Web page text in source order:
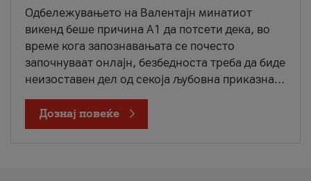
Одбележувањето на Валентајн минатиот
викенд беше причина А1 да потсети дека, во
време кога запознавањата се почесто
започнуваат онлајн, безбедноста треба да биде
неизоставен дел од секоја љубовна приказна...
Дознај повеќе